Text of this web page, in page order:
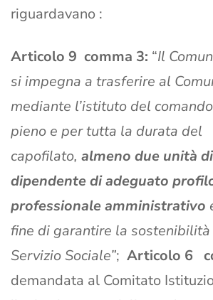
riguardavano :
Articolo 9 comma 3: “Il
si impegna a trasferire al
mediante l’istituto del
pieno e per tutta la durata del
capofilato, almeno due unità
dipendente di adeguato
professionale amministrativo
fine di garantire la
Servizio Sociale”; Articolo 6
demandata al Comitato